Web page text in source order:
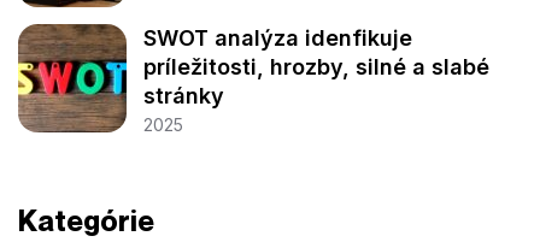
SWOT analýza idenfikuje
príležitosti, hrozby, silné a slabé
stránky
2025
Kategórie